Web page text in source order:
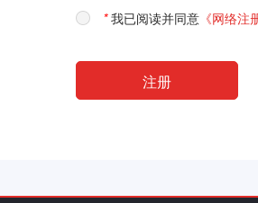
*我已阅读并同意 《网络注